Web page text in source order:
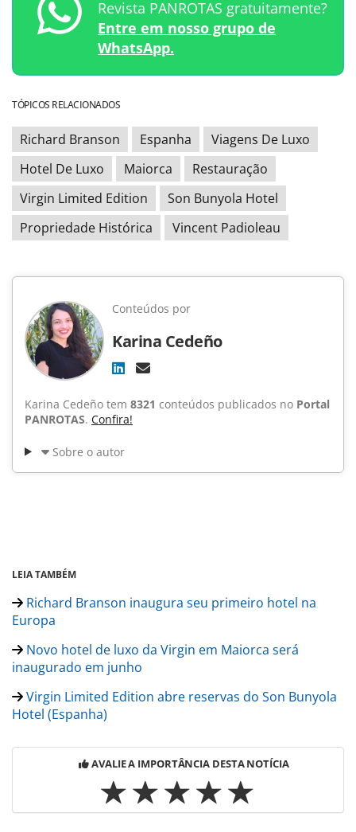
Revista PANROTAS gratuitamente?
Entre em nosso grupo de
WhatsApp.
TÓPICOS RELACIONADOS
Richard Branson Espanha
Viagens De Luxo
Hotel De Luxo
Maiorca
Restauração
Virgin Limited Edition
Son Bunyola Hotel
Propriedade Histórica
Vincent Padioleau
Conteúdos por
Karina Cedeño
Karina Cedeño tem 8321 conteúdos publicados no Portal
PANROTAS. Confira!
Sobre o autor
LEIA TAMBÉM
Richard Branson inaugura seu primeiro hotel na
Europa
Novo hotel de luxo da Virgin em Maiorca será
inaugurado em junho
Virgin Limited Edition abre reservas do Son Bunyola
Hotel (Espanha)
AVALIE A IMPORTÂNCIA DESTA NOTÍCIA